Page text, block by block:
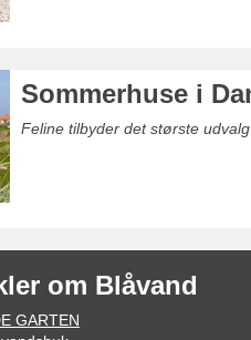
Sommerhuse i
Feline tilbyder det største
om Blåvand
GARTEN